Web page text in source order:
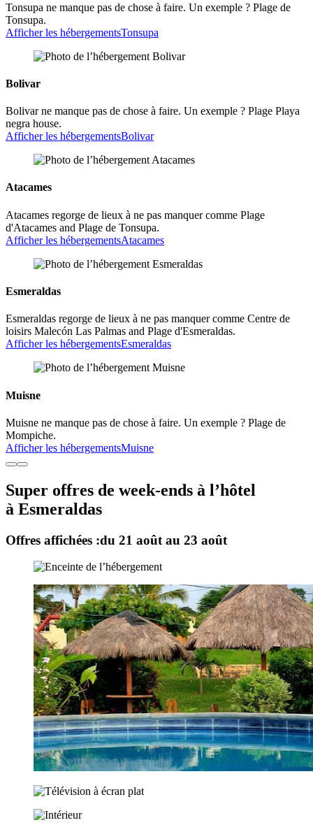
Tonsupa ne manque pas de chose à faire. Un exemple ? Plage de
Tonsupa.
Afficher les hébergementsTonsupa
Bolivar
Bolivar ne manque pas de chose à faire. Un exemple ? Plage Playa
negra house.
Afficher les hébergementsBolivar
Atacames
Atacames regorge de lieux à ne pas manquer comme Plage
d'Atacames and Plage de Tonsupa.
Afficher les hébergementsAtacames
Esmeraldas
Esmeraldas regorge de lieux à ne pas manquer comme Centre de
loisirs Malecón Las Palmas and Plage d'Esmeraldas.
Afficher les hébergementsEsmeraldas
Muisne
Muisne ne manque pas de chose à faire. Un exemple ? Plage de
Mompiche.
Afficher les hébergementsMuisne
Super offres de week-ends à l’hôtel
à Esmeraldas
Offres affichées :du 21 août au 23 août